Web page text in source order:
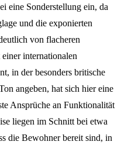
eine Sonderstellung ein, da
und die exponierten
von flacheren
internationalen
in der besonders britische
angeben, hat sich hier eine
Ansprüche an Funktionalität
liegen im Schnitt bei etwa
die Bewohner bereit sind, in